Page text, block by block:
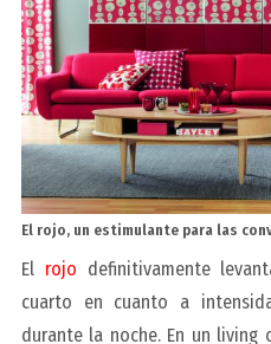
El rojo, un estimulante para las
El rojo definitivamente
cuarto en cuanto a
durante la noche. En un